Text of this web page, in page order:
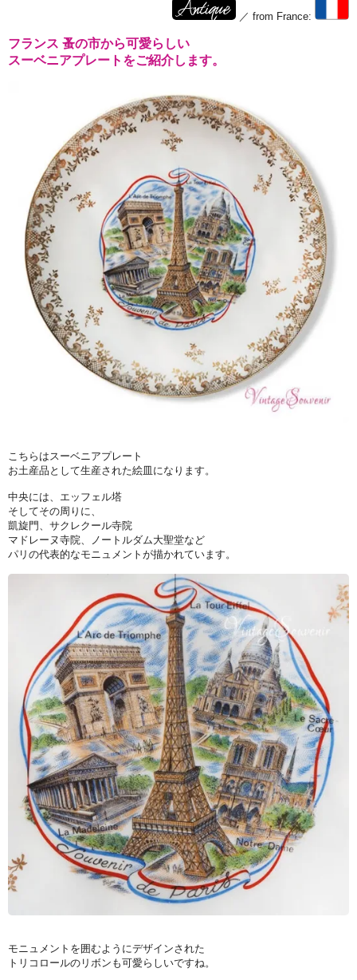
／ from France:
フランス 蚤の市から可愛らしい
スーベニアプレートをご紹介します。
こちらはスーベニアプレート
お土産品として生産された絵皿になります。
中央には、エッフェル塔
そしてその周りに、
凱旋門、サクレクール寺院
マドレーヌ寺院、ノートルダム大聖堂など
パリの代表的なモニュメントが描かれています。
モニュメントを囲むようにデザインされた
トリコロールのリボンも可愛らしいですね。